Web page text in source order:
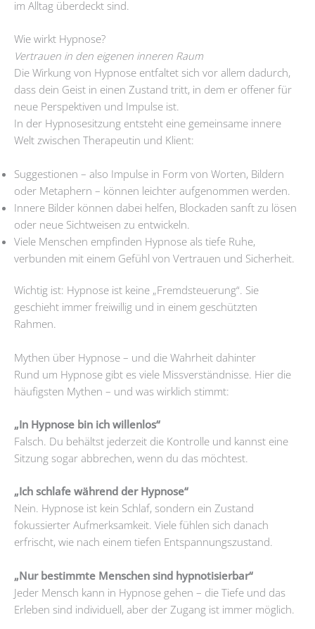
im Alltag überdeckt sind.
Wie wirkt Hypnose?
Vertrauen in den eigenen inneren Raum
Die Wirkung von Hypnose entfaltet sich vor allem dadurch,
dass dein Geist in einen Zustand tritt, in dem er offener für
neue Perspektiven und Impulse ist.
In der Hypnosesitzung entsteht eine gemeinsame innere
Welt zwischen Therapeutin und Klient:
Suggestionen – also Impulse in Form von Worten, Bildern
oder Metaphern – können leichter aufgenommen werden.
Innere Bilder können dabei helfen, Blockaden sanft zu lösen
oder neue Sichtweisen zu entwickeln.
Viele Menschen empfinden Hypnose als tiefe Ruhe,
verbunden mit einem Gefühl von Vertrauen und Sicherheit.
Wichtig ist: Hypnose ist keine „Fremdsteuerung“. Sie
geschieht immer freiwillig und in einem geschützten
Rahmen.
Mythen über Hypnose – und die Wahrheit dahinter
Rund um Hypnose gibt es viele Missverständnisse. Hier die
häufigsten Mythen – und was wirklich stimmt:
„In Hypnose bin ich willenlos“
Falsch. Du behältst jederzeit die Kontrolle und kannst eine
Sitzung sogar abbrechen, wenn du das möchtest.
„Ich schlafe während der Hypnose“
Nein. Hypnose ist kein Schlaf, sondern ein Zustand
fokussierter Aufmerksamkeit. Viele fühlen sich danach
erfrischt, wie nach einem tiefen Entspannungszustand.
„Nur bestimmte Menschen sind hypnotisierbar“
Jeder Mensch kann in Hypnose gehen – die Tiefe und das
Erleben sind individuell, aber der Zugang ist immer möglich.